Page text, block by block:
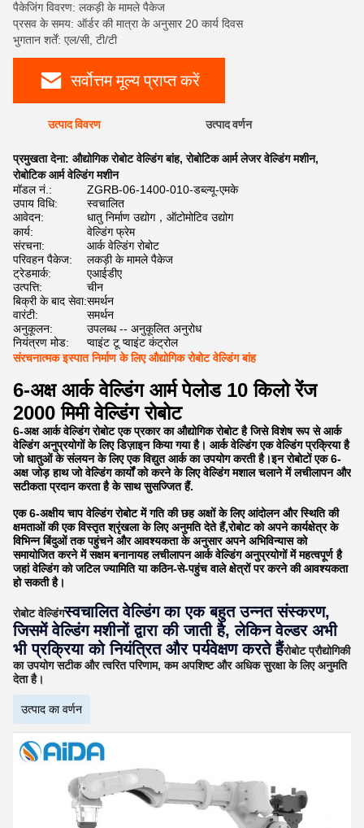
पैकेजिंग विवरण: लकड़ी के मामले पैकेज
प्रसव के समय: ऑर्डर की मात्रा के अनुसार 20 कार्य दिवस
भुगतान शर्तें: एल/सी, टी/टी
सर्वोत्तम मूल्य प्राप्त करें
उत्पाद विवरण उत्पाद वर्णन
प्रमुखता देना: औद्योगिक रोबोट वेल्डिंग बांह,रोबोटिक आर्म लेजर वेल्डिंग मशीन,
रोबोटिक आर्म वेल्डिंग मशीन
मॉडल नं.:
ZGRB-06-1400-010-डब्ल्यू-एमके
उपाय विधि:
स्वचालित
आवेदन:
धातु निर्माण उद्योग，ऑटोमोटिव उद्योग
कार्य:
वेल्डिंग फ्रेम
संरचना:
आर्क वेल्डिंग रोबोट
परिवहन पैकेज:
लकड़ी के मामले पैकेज
ट्रेडमार्क:
एआईडीए
उत्पत्ति:
चीन
बिक्री के बाद सेवा:समर्थन
वारंटी:
समर्थन
अनुकूलन:
उपलब्ध -- अनुकूलित अनुरोध
नियंत्रण मोड:
प्वाइंट टू प्वाइंट कंट्रोल
संरचनात्मक इस्पात निर्माण के लिए औद्योगिक रोबोट वेल्डिंग बांह
6-अक्ष आर्क वेल्डिंग आर्म पेलोड 10 किलो रेंज
2000 मिमी वेल्डिंग रोबोट
6-अक्ष आर्क वेल्डिंग रोबोट एक प्रकार का औद्योगिक रोबोट है जिसे विशेष रूप से आर्क
वेल्डिंग अनुप्रयोगों के लिए डिज़ाइन किया गया है। आर्क वेल्डिंग एक वेल्डिंग प्रक्रिया है
जो धातुओं के संलयन के लिए एक विद्युत आर्क का उपयोग करती है।इन रोबोटों एक 6-
अक्ष जोड़ हाथ जो वेल्डिंग कार्यों को करने के लिए वेल्डिंग मशाल चलाने में लचीलापन और
सटीकता प्रदान करता है के साथ सुसज्जित हैं.
एक 6-अक्षीय चाप वेल्डिंग रोबोट में गति की छह अक्षों के लिए आंदोलन और स्थिति की
क्षमताओं की एक विस्तृत श्रृंखला के लिए अनुमति देते हैं,रोबोट को अपने कार्यक्षेत्र के
विभिन्न बिंदुओं तक पहुंचने और आवश्यकता के अनुसार अपने अभिविन्यास को
समायोजित करने में सक्षम बनानायह लचीलापन आर्क वेल्डिंग अनुप्रयोगों में महत्वपूर्ण है
जहां वेल्डिंग को जटिल ज्यामिति या कठिन-से-पहुंच वाले क्षेत्रों पर करने की आवश्यकता
हो सकती है।
रोबोट वेल्डिंगस्वचालित वेल्डिंग का एक बहुत उन्नत संस्करण,
जिसमें वेल्डिंग मशीनों द्वारा की जाती है, लेकिन वेल्डर अभी
भी प्रक्रिया को नियंत्रित और पर्यवेक्षण करते हैंरोबोट प्रौद्योगिकी
का उपयोग सटीक और त्वरित परिणाम, कम अपशिष्ट और अधिक सुरक्षा के लिए अनुमति
देता है।
उत्पाद का वर्णन